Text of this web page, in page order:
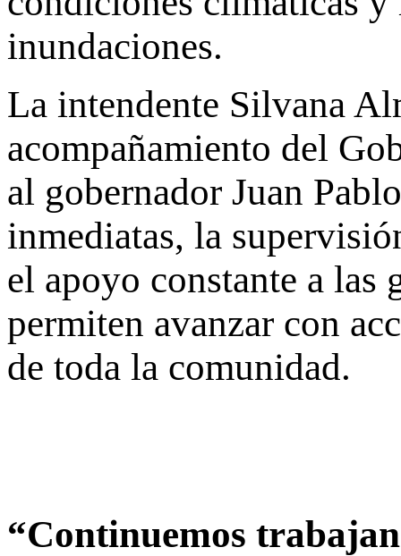
inundaciones.
La intendente Silvana
acompañamiento del
al gobernador Juan
inmediatas, la
el apoyo constante a las
permiten avanzar con
de toda la comunidad.
“Continuemos